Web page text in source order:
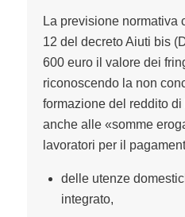
La previsione normativa
12 del decreto Aiuti bis
600 euro il valore dei
riconoscendo la non
formazione del reddito
anche alle «somme
lavoratori per il
delle utenze
integrato,